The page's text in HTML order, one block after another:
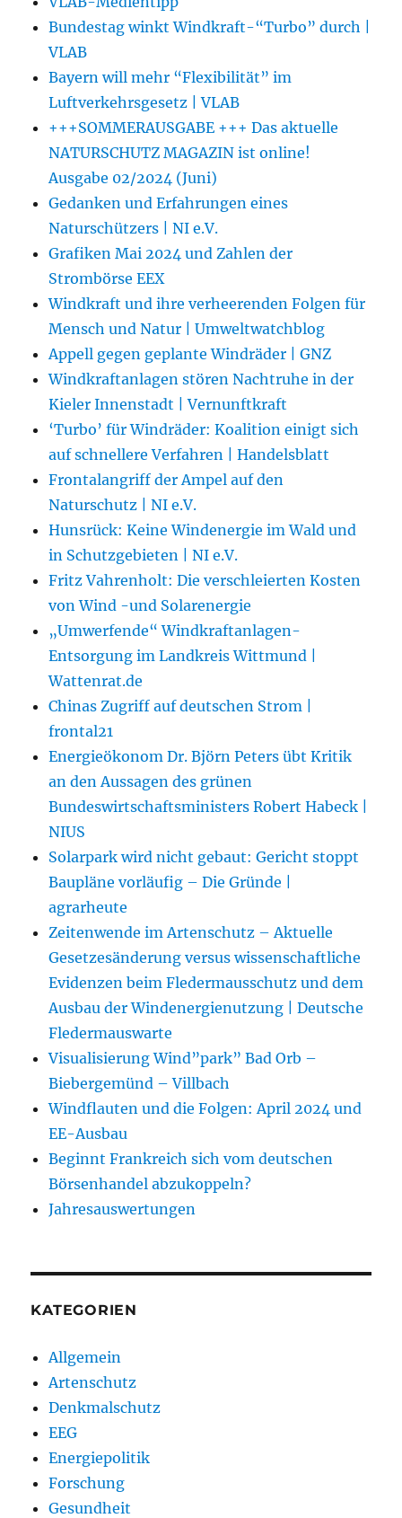
Bundestag winkt Windkraft-“Turbo” durch |
VLAB
Bayern will mehr “Flexibilität” im
Luftverkehrsgesetz | VLAB
+++SOMMERAUSGABE +++ Das aktuelle
NATURSCHUTZ MAGAZIN ist online!
Ausgabe 02/2024 (Juni)
Gedanken und Erfahrungen eines
Naturschützers | NI e.V.
Grafiken Mai 2024 und Zahlen der
Strombörse EEX
Windkraft und ihre verheerenden Folgen für
Mensch und Natur | Umweltwatchblog
Appell gegen geplante Windräder | GNZ
Windkraftanlagen stören Nachtruhe in der
Kieler Innenstadt | Vernunftkraft
‘Turbo’ für Windräder: Koalition einigt sich
auf schnellere Verfahren | Handelsblatt
Frontalangriff der Ampel auf den
Naturschutz | NI e.V.
Hunsrück: Keine Windenergie im Wald und
in Schutzgebieten | NI e.V.
Fritz Vahrenholt: Die verschleierten Kosten
von Wind -und Solarenergie
„Umwerfende“ Windkraftanlagen-
Entsorgung im Landkreis Wittmund |
Wattenrat.de
Chinas Zugriff auf deutschen Strom |
frontal21
Energieökonom Dr. Björn Peters übt Kritik
an den Aussagen des grünen
Bundeswirtschaftsministers Robert Habeck |
NIUS
Solarpark wird nicht gebaut: Gericht stoppt
Baupläne vorläufig – Die Gründe |
agrarheute
Zeitenwende im Artenschutz – Aktuelle
Gesetzesänderung versus wissenschaftliche
Evidenzen beim Fledermausschutz und dem
Ausbau der Windenergienutzung | Deutsche
Fledermauswarte
Visualisierung Wind”park” Bad Orb –
Biebergemünd – Villbach
Windflauten und die Folgen: April 2024 und
EE-Ausbau
Beginnt Frankreich sich vom deutschen
Börsenhandel abzukoppeln?
Jahresauswertungen
KATEGORIEN
Allgemein
Artenschutz
Denkmalschutz
EEG
Energiepolitik
Forschung
Gesundheit